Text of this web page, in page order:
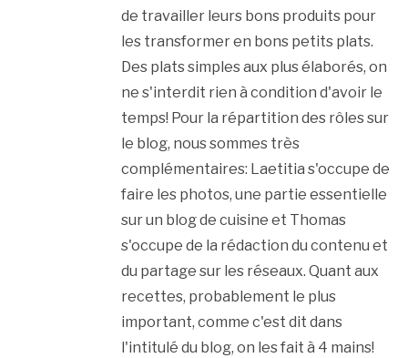
de travailler leurs bons produits pour
les transformer en bons petits plats.
Des plats simples aux plus élaborés, on
ne s'interdit rien à condition d'avoir le
temps! Pour la répartition des rôles sur
le blog, nous sommes très
complémentaires: Laetitia s'occupe de
faire les photos, une partie essentielle
sur un blog de cuisine et Thomas
s'occupe de la rédaction du contenu et
du partage sur les réseaux. Quant aux
recettes, probablement le plus
important, comme c'est dit dans
l'intitulé du blog, on les fait à 4 mains!